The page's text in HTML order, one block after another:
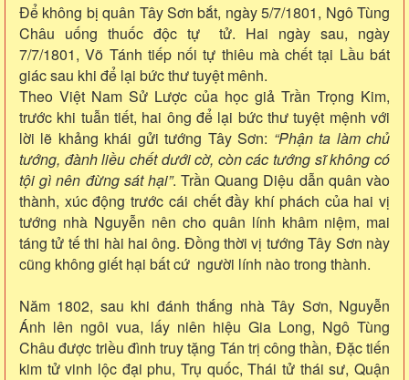
Để không bị quân Tây Sơn bắt, ngày 5/7/1801, Ngô Tùng
Châu uống thuốc độc tự tử. Hai ngày sau, ngày
7/7/1801, Võ Tánh tiếp nối tự thiêu mà chết tại Lầu bát
giác sau khi để lại bức thư tuyệt mênh.
Theo Việt Nam Sử Lược của học giả Trần Trọng Kim,
trước khi tuẫn tiết, hai ông để lại bức thư tuyệt mệnh với
lời lẽ khảng khái gửi tướng Tây Sơn: “Phận ta làm chủ
tướng, đành liều chết dưới cờ, còn các tướng sĩ không có
tội gì nên đừng sát hại”. Trần Quang Diệu dẫn quân vào
thành, xúc động trước cái chết đầy khí phách của hai vị
tướng nhà Nguyễn nên cho quân lính khâm niệm, mai
táng tử tế thi hài hai ông. Đồng thời vị tướng Tây Sơn này
cũng không giết hại bất cứ người lính nào trong thành.
Năm 1802, sau khi đánh thắng nhà Tây Sơn, Nguyễn
Ánh lên ngôi vua, lấy niên hiệu Gia Long, Ngô Tùng
Châu được triều đình truy tặng Tán trị công thần, Đặc tiến
kim tử vinh lộc đại phu, Trụ quốc, Thái tử thái sư, Quận